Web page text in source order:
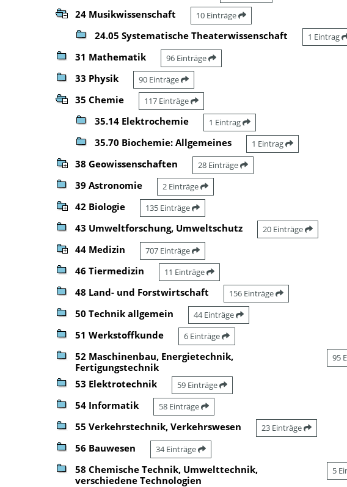
24 Musikwissenschaft 10 Einträge
24.05 Systematische Theaterwissenschaft 1 Eintrag
31 Mathematik 96 Einträge
33 Physik 90 Einträge
35 Chemie 117 Einträge
35.14 Elektrochemie 1 Eintrag
35.70 Biochemie: Allgemeines 1 Eintrag
38 Geowissenschaften 28 Einträge
39 Astronomie 2 Einträge
42 Biologie 135 Einträge
43 Umweltforschung, Umweltschutz 20 Einträge
44 Medizin 707 Einträge
46 Tiermedizin 11 Einträge
48 Land- und Forstwirtschaft 156 Einträge
50 Technik allgemein 44 Einträge
51 Werkstoffkunde 6 Einträge
52 Maschinenbau, Energietechnik,
Fertigungstechnik
95
53 Elektrotechnik 59 Einträge
54 Informatik 58 Einträge
55 Verkehrstechnik, Verkehrswesen 23 Einträge
56 Bauwesen 34 Einträge
58 Chemische Technik, Umwelttechnik,
verschiedene Technologien
5